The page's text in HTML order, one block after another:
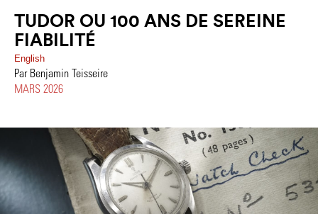
TUDOR OU 100 ANS DE SEREINE
FIABILITÉ
English
Par Benjamin Teisseire
MARS 2026